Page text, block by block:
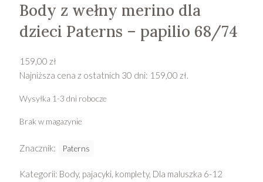
Body z wełny merino dla
dzieci Paterns – papilio 68/74
159,00 zł
Najniższa cena z ostatnich 30 dni: 159,00 zł.
Wysyłka 1-3 dni robocze
Brak w magazynie
Znacznik: Paterns
Kategorii: Body, pajacyki, komplety, Dla maluszka 6-12